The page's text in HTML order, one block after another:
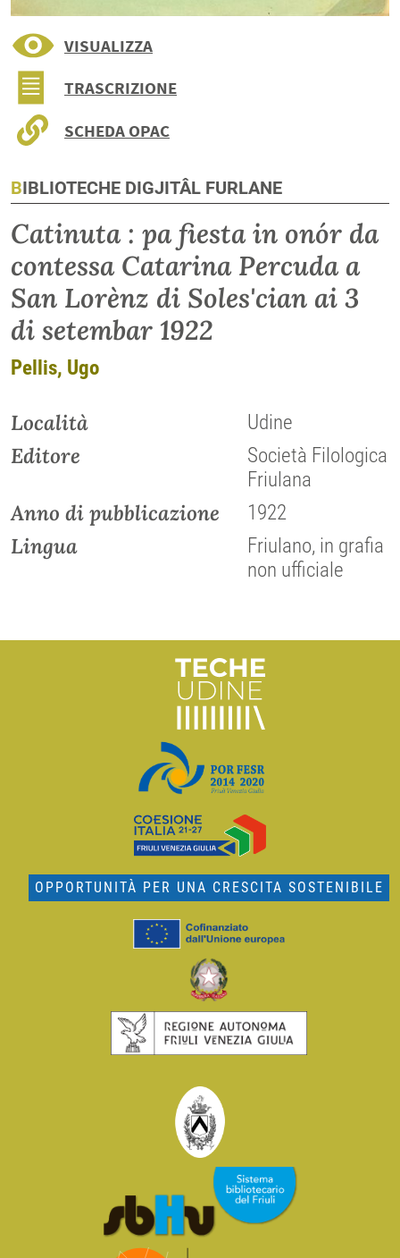
VISUALIZZA
TRASCRIZIONE
SCHEDA OPAC
BIBLIOTECHE DIGJITÂL FURLANE
Catinuta : pa fiesta in onór da
contessa Catarina Percuda a
San Lorènz di Soles'cian ai 3
di setembar 1922
Pellis, Ugo
Località Udine
Editore
Società Filologica
Friulana
Anno di pubblicazione 1922
Lingua
Friulano, in grafia
non ufficiale
OPPORTUNITÀ PER UNA CRESCITA SOSTENIBILE